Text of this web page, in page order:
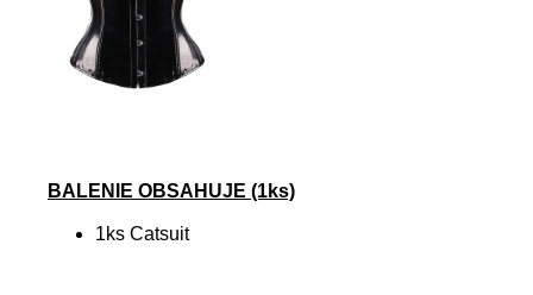
BALENIE OBSAHUJE (1ks)
1ks Catsuit